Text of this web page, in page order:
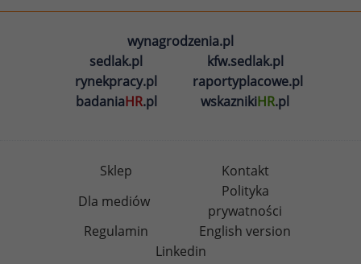
wynagrodzenia.pl
sedlak.pl
kfw.sedlak.pl
rynekpracy.pl
raportyplacowe.pl
badaniaHR.pl wskaznikiHR.pl
Sklep
Kontakt
Dla mediów
Polityka
prywatności
Regulamin
English version
Linkedin